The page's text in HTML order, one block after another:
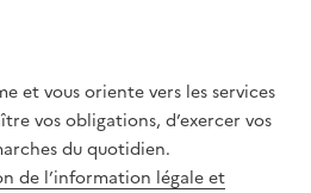
et vous oriente vers les services
vos obligations, d’exercer vos
du quotidien.
de l’information légale et